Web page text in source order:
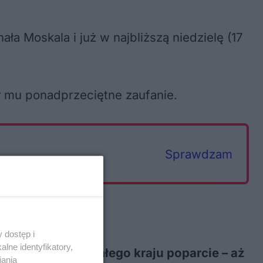
Moskala i już w najbliższą niedzielę (17
ponadprzeciętne zaufanie.
Sprawdzam
w skali całego kraju poparcie – aż
dostęp i
identyfikatory,